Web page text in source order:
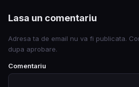
Lasa un comentariu
Adresa ta de email nu va fi publicata.
dupa aprobare.
Comentariu